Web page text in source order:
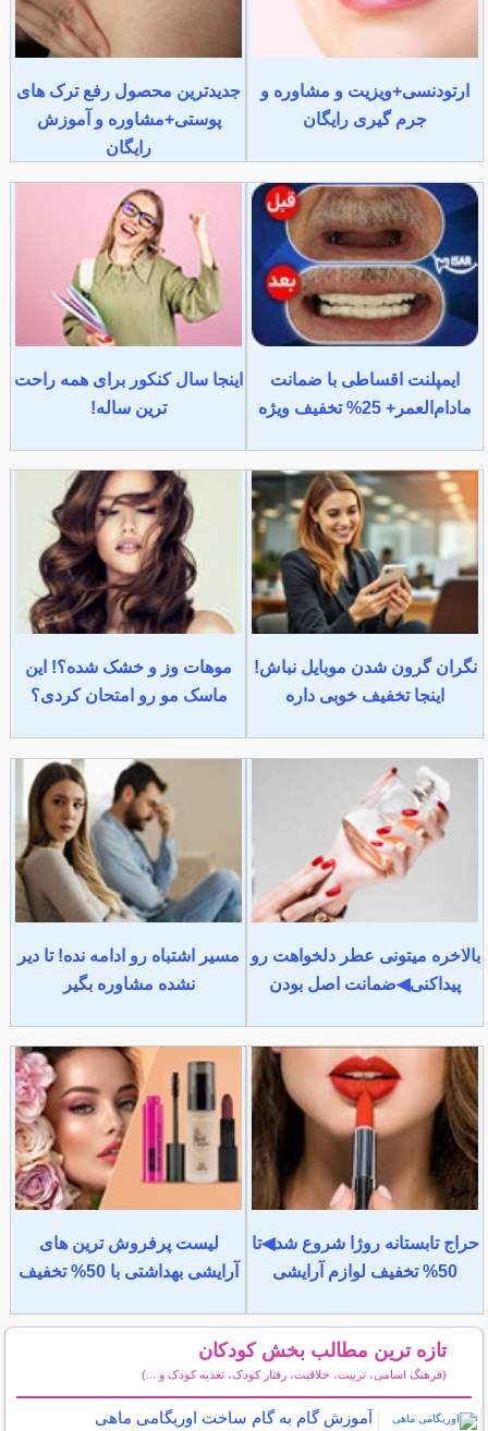
ارتودنسی+ویزیت و مشاوره و
جرم گیری رایگان
جدیدترین محصول رفع ترک های
پوستی+مشاوره و آموزش
رایگان
ایمپلنت اقساطی با ضمانت
مادام‌العمر+ 25% تخفیف ویژه
اینجا سال کنکور برای همه راحت
ترین ساله!
نگران گرون شدن موبایل نباش!
اینجا تخفیف خوبی داره
موهات وز و خشک شده؟! این
ماسک مو رو امتحان کردی؟
بالاخره میتونی عطر دلخواهت رو
پیداکنی◀ضمانت اصل بودن
مسیر اشتباه رو ادامه نده! تا دیر
نشده مشاوره بگیر
حراج تابستانه روژا شروع شد◀تا
50% تخفیف لوازم آرایشی
لیست پرفروش ترین های
آرایشی بهداشتی با 50% تخفیف
تازه ترین مطالب بخش کودکان
(فرهنگ اسامی، تربیت، خلاقیت، رفتار کودک، تغذیه کودک و ...)
آموزش گام به گام ساخت اوریگامی ماهی